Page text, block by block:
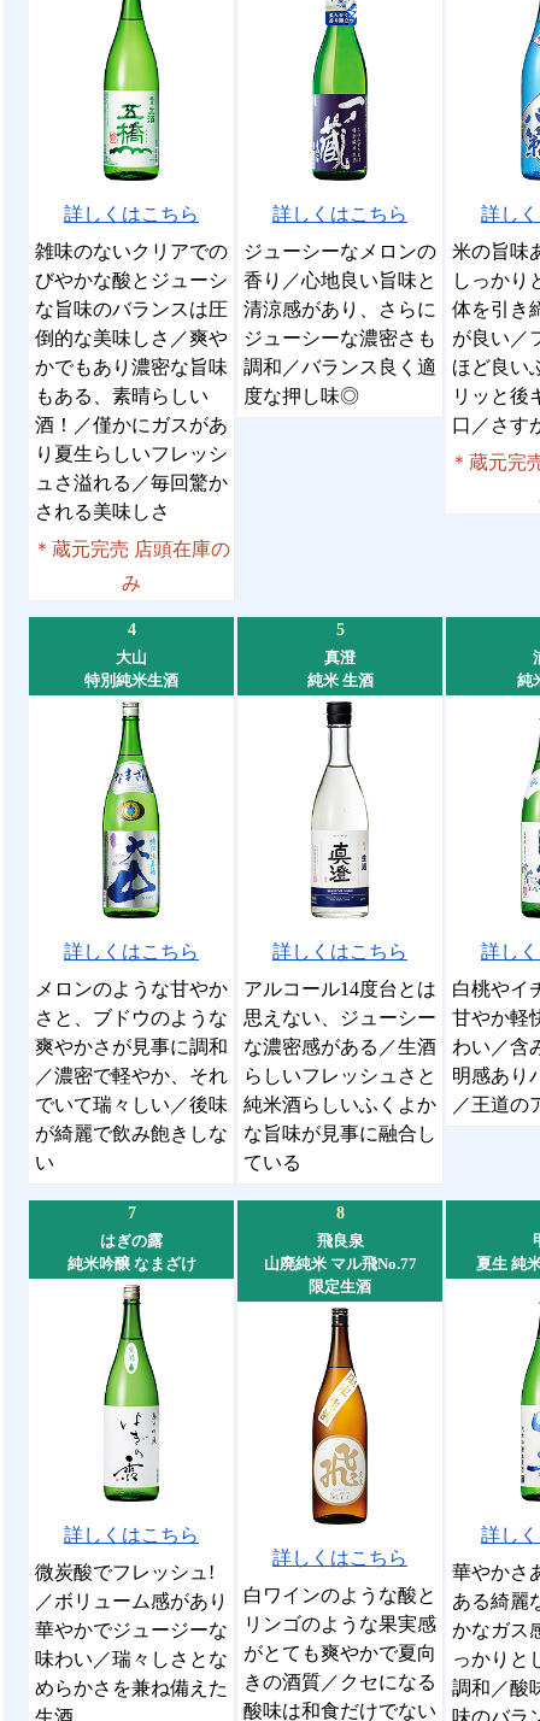
詳しくはこちら
雑味のないクリアでの
びやかな酸とジューシ
な旨味のバランスは圧
倒的な美味しさ／爽や
かでもあり濃密な旨味
もある、素晴らしい
酒！／僅かにガスがあ
り夏生らしいフレッシ
ュさ溢れる／毎回驚か
される美味しさ
＊蔵元完売 店頭在庫の
み
詳しくはこちら
ジューシーなメロンの
香り／心地良い旨味と
清涼感があり、さらに
ジューシーな濃密さも
調和／バランス良く適
度な押し味◎
詳し
米の旨味
しっかり
体を引き
が良い／
ほど良い
リッと後
口／さす
＊蔵元完
4
大山
特別純米生酒
詳しくはこちら
メロンのような甘やか
さと、ブドウのような
爽やかさが見事に調和
／濃密で軽やか、それ
でいて瑞々しい／後味
が綺麗で飲み飽きしな
い
5
真澄
純米 生酒
詳しくはこちら
アルコール14度台とは
思えない、ジューシー
な濃密感がある／生酒
らしいフレッシュさと
純米酒らしいふくよか
な旨味が見事に融合し
ている
純
詳し
白桃やイ
甘やか軽
わい／含
明感あり
／王道の
7
はぎの露
純米吟醸 なまざけ
詳しくはこちら
微炭酸でフレッシュ!
／ボリューム感があり
華やかでジュージーな
味わい／瑞々しさとな
めらかさを兼ね備えた
生酒
8
飛良泉
山廃純米 マル飛No.77
限定生酒
詳しくはこちら
白ワインのような酸と
リンゴのような果実感
がとても爽やかで夏向
きの酒質／クセになる
酸味は和食だけでない
夏生 純
詳し
華やかさ
ある綺麗
かなガス
っかりと
調和／酸
味のバラ